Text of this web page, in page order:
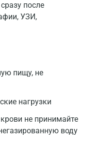
после
УЗИ,
пищу, не
нагрузки
не принимайте
воду